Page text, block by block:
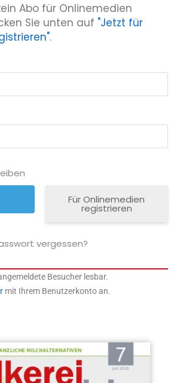
Abo für Onlinemedien
Sie unten auf "Jetzt für
.
Für Onlinemedien
registrieren
vergessen?
Besucher lesbar.
mit Ihrem Benutzerkonto an.